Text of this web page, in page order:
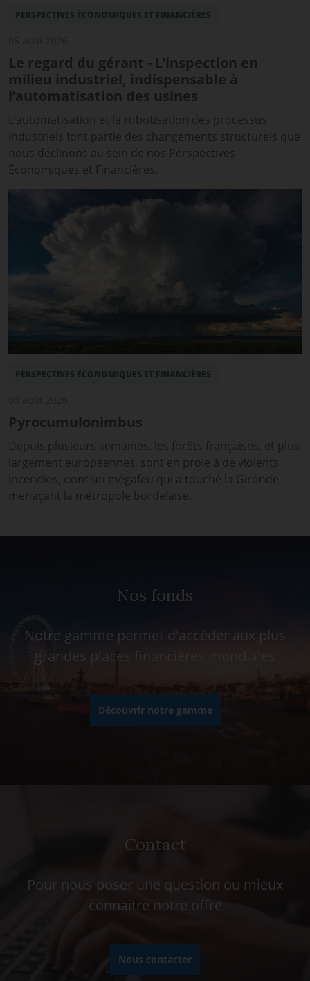
PERSPECTIVES ÉCONOMIQUES ET FINANCIÈRES
Le regard du gérant - L’inspection en
milieu industriel, indispensable à
l’automatisation des usines
L’automatisation et la robotisation des processus
industriels font partie des changements structurels que
nous déclinons au sein de nos Perspectives
Économiques et Financières.
PERSPECTIVES ÉCONOMIQUES ET FINANCIÈRES
Pyrocumulonimbus
Depuis plusieurs semaines, les forêts françaises, et plus
largement européennes, sont en proie à de violents
incendies, dont un mégafeu qui a touché la Gironde,
menaçant la métropole bordelaise.
Nos fonds
Notre gamme permet d'accéder aux plus
grandes places financières mondiales
Découvrir notre gamme
Contact
Pour nous poser une question ou mieux
connaitre notre offre
Nous contacter